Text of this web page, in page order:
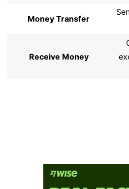
Money Transfer
Receive Money